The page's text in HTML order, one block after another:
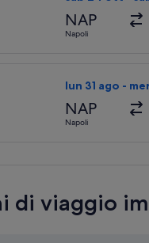
NAP
Napoli
lun 31 ago -
NAP
Napoli
di viaggio